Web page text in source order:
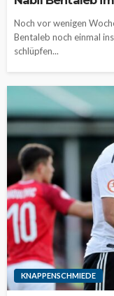
Noch vor wenigen
Bentaleb noch einmal
schlüpfen...
KNAPPENSCHMIEDE